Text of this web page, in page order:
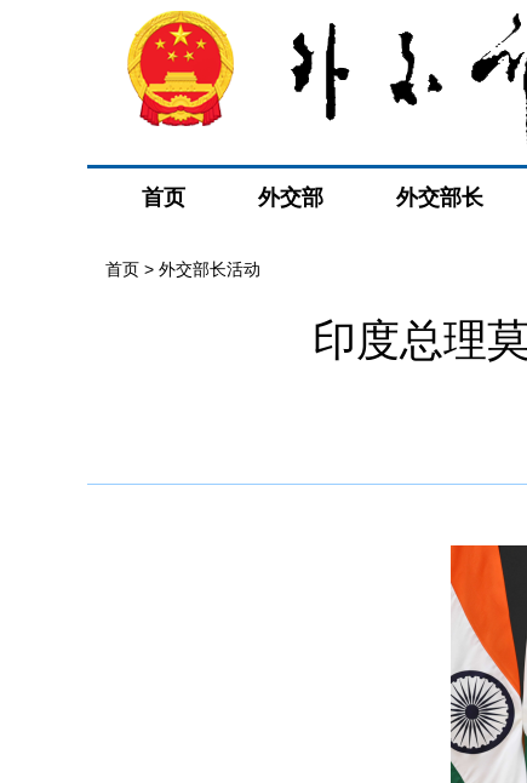
首页 外交部 外交部长
首页 > 外交部长活动
印度总理